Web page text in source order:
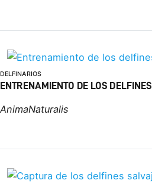
DELFINARIOS
ENTRENAMIENTO DE LOS DELFINES
AnimaNaturalis